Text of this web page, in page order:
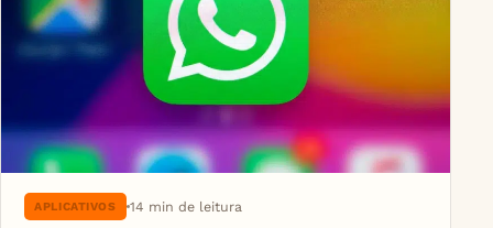
APLICATIVOS 14 min de leitura